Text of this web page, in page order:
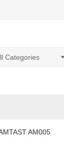
AM005